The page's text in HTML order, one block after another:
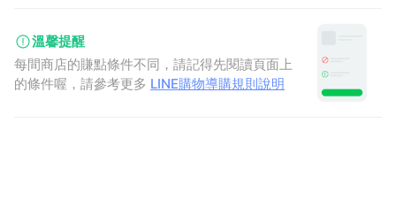
溫馨提醒
每間商店的賺點條件不同，請記得先閱讀頁面上
的條件喔，請參考更多 LINE購物導購規則說明